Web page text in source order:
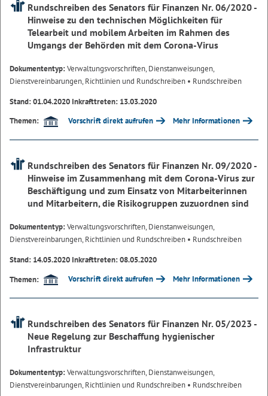
Rundschreiben des Senators für Finanzen Nr. 06/2020 -
Hinweise zu den technischen Möglichkeiten für
Telearbeit und mobilem Arbeiten im Rahmen des
Umgangs der Behörden mit dem Corona-Virus
Dokumententyp:Verwaltungsvorschriften, Dienstanweisungen,
Dienstvereinbarungen, Richtlinien und Rundschreiben • Rundschreiben
Stand: 01.04.2020 Inkrafttreten: 13.03.2020
Themen:
Vorschrift direkt aufrufen Mehr Informationen
Rundschreiben des Senators für Finanzen Nr. 09/2020 -
Hinweise im Zusammenhang mit dem Corona-Virus zur
Beschäftigung und zum Einsatz von Mitarbeiterinnen
und Mitarbeitern, die Risikogruppen zuzuordnen sind
Dokumententyp:Verwaltungsvorschriften, Dienstanweisungen,
Dienstvereinbarungen, Richtlinien und Rundschreiben • Rundschreiben
Stand: 14.05.2020 Inkrafttreten: 08.05.2020
Themen:
Vorschrift direkt aufrufen Mehr Informationen
Rundschreiben des Senators für Finanzen Nr. 05/2023 -
Neue Regelung zur Beschaffung hygienischer
Infrastruktur
Dokumententyp:Verwaltungsvorschriften, Dienstanweisungen,
Dienstvereinbarungen, Richtlinien und Rundschreiben • Rundschreiben